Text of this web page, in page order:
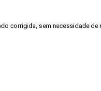
corrigida, sem necessidade